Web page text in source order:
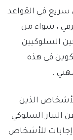
سريع في القواعد
، سواء من
السلوكيين
في هذه
.
الذين
التيار السلوكي
إجابات للأشخاص